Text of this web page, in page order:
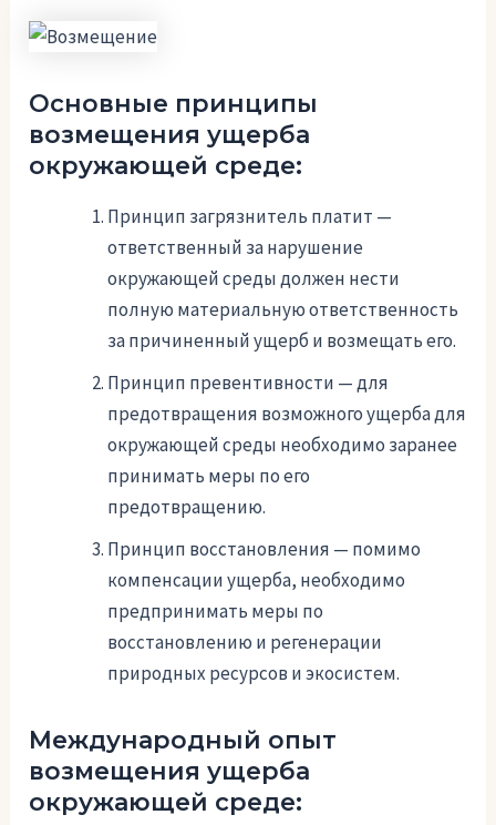
Основные принципы
возмещения ущерба
окружающей среде:
Принцип загрязнитель платит —
ответственный за нарушение
окружающей среды должен нести
полную материальную ответственность
за причиненный ущерб и возмещать его.
Принцип превентивности — для
предотвращения возможного ущерба для
окружающей среды необходимо заранее
принимать меры по его
предотвращению.
Принцип восстановления — помимо
компенсации ущерба, необходимо
предпринимать меры по
восстановлению и регенерации
природных ресурсов и экосистем.
Международный опыт
возмещения ущерба
окружающей среде: